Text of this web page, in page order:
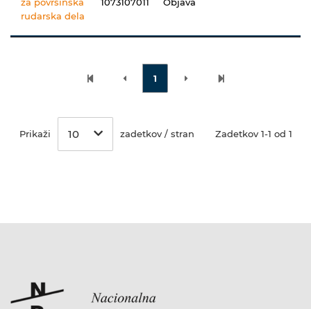
rudarska dela
1
Prikaži 10 zadetkov / stran Zadetkov 1-1 od 1